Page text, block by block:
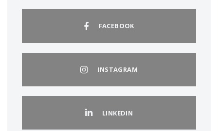
FACEBOOK
INSTAGRAM
LINKEDIN